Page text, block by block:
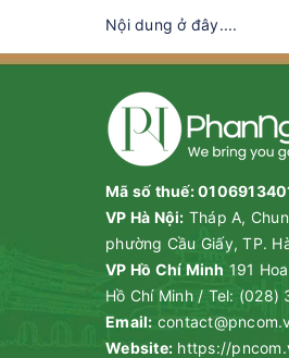
Nội dung ở đây....
Mã số thuế:
VP Hà Nội: Tháp A,
phường Cầu Giấy, TP.
VP Hồ Chí Minh 191
Hồ Chí Minh / Tel: (028)
Email:
Website: https://